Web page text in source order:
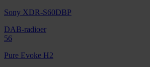
Sony XDR-S60DBP
DAB-radioer
56
Pure Evoke H2